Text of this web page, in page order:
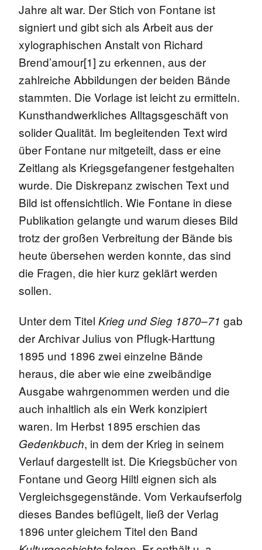
Jahre alt war. Der Stich von Fontane ist
signiert und gibt sich als Arbeit aus der
xylographischen Anstalt von Richard
Brend’amour[1] zu erkennen, aus der
zahlreiche Abbildungen der beiden Bände
stammten. Die Vorlage ist leicht zu ermitteln.
Kunsthandwerkliches Alltagsgeschäft von
solider Qualität. Im begleitenden Text wird
über Fontane nur mitgeteilt, dass er eine
Zeitlang als Kriegsgefangener festgehalten
wurde. Die Diskrepanz zwischen Text und
Bild ist offensichtlich. Wie Fontane in diese
Publikation gelangte und warum dieses Bild
trotz der großen Verbreitung der Bände bis
heute übersehen werden konnte, das sind
die Fragen, die hier kurz geklärt werden
sollen.
Unter dem Titel Krieg und Sieg 1870–71 gab
der Archivar Julius von Pflugk-Harttung
1895 und 1896 zwei einzelne Bände
heraus, die aber wie eine zweibändige
Ausgabe wahrgenommen werden und die
auch inhaltlich als ein Werk konzipiert
waren. Im Herbst 1895 erschien das
Gedenkbuch, in dem der Krieg in seinem
Verlauf dargestellt ist. Die Kriegsbücher von
Fontane und Georg Hiltl eignen sich als
Vergleichsgegenstände. Vom Verkaufserfolg
dieses Bandes beflügelt, ließ der Verlag
1896 unter gleichem Titel den Band